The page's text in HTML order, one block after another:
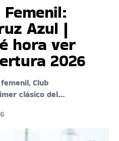
Femenil:
Azul |
hora ver
2026
Club
clásico del…